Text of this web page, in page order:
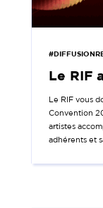
Le RIF
Le RIF vous
Convention
artistes
adhérents et